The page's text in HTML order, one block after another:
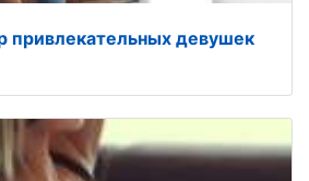
привлекательных девушек